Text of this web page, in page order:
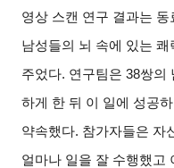
영상 스캔 연구 결과는 동
남성들의 뇌 속에 있는
주었다. 연구팀은 38쌍의
하게 한 뒤 이 일에 성공
약속했다. 참가자들은 자
얼마나 일을 잘 수행했고